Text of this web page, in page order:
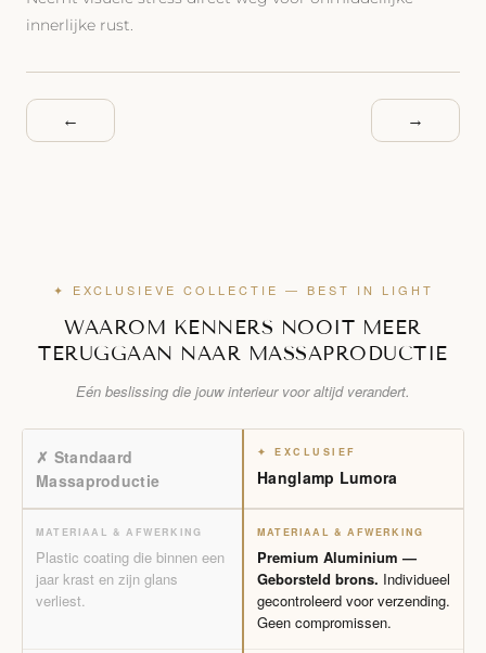
innerlijke rust.
← →
✦ EXCLUSIEVE COLLECTIE — BEST IN LIGHT
WAAROM KENNERS NOOIT MEER
TERUGGAAN NAAR MASSAPRODUCTIE
Eén beslissing die jouw interieur voor altijd verandert.
✗ Standaard
Massaproductie
✦ EXCLUSIEF
Hanglamp Lumora
MATERIAAL & AFWERKING
Plastic coating die binnen een
jaar krast en zijn glans
verliest.
MATERIAAL & AFWERKING
Premium Aluminium —
Geborsteld brons. Individueel
gecontroleerd voor verzending.
Geen compromissen.